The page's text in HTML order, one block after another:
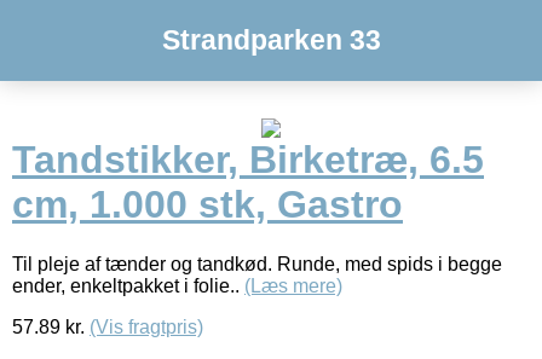
Strandparken 33
Tandstikker, Birketræ, 6.5
cm, 1.000 stk, Gastro
Til pleje af tænder og tandkød. Runde, med spids i begge
ender, enkeltpakket i folie.. (Læs mere)
57.89 kr. (Vis fragtpris)